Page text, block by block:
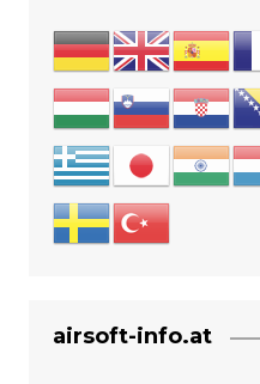
airsoft-info.at